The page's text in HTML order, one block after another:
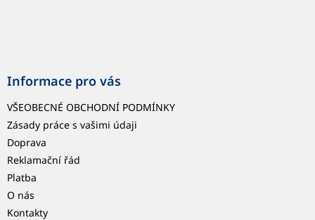
Informace pro vás
VŠEOBECNÉ OBCHODNÍ PODMÍNKY
Zásady práce s vašimi údaji
Doprava
Reklamační řád
Platba
O nás
Kontakty